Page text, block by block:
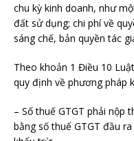
chu kỳ kinh doanh, như
đất sử dụng; chi phí về
sáng chế, bản quyền tác
Theo khoản 1 Điều 10
quy định về phương pháp
– Số thuế GTGT phải nộp
bằng số thuế GTGT đầu